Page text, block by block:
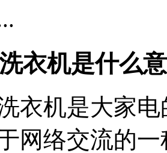
衣机是什么
衣机是大家
网络交流的